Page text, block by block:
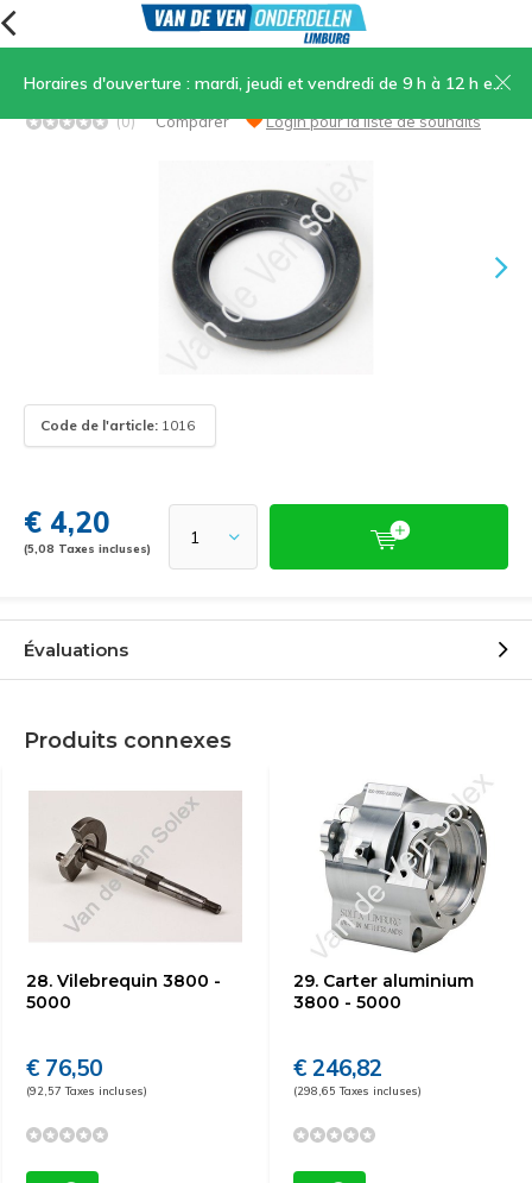
Horaires d'ouverture : mardi, jeudi et vendredi de 9 h à 12 h et de 13 h 30 à 17 h, samedi de 9 h à 12 h
Joint d'étanchéité type 3800-5000 21/31/3.5
(0) Comparer Login pour la liste de souhaits
Code de l'article: 1016
€ 4,20
(5,08 Taxes incluses)
Évaluations
Produits connexes
28. Vilebrequin 3800 -
5000
€ 76,50
(92,57 Taxes incluses)
29. Carter aluminium
3800 - 5000
€ 246,82
(298,65 Taxes incluses)